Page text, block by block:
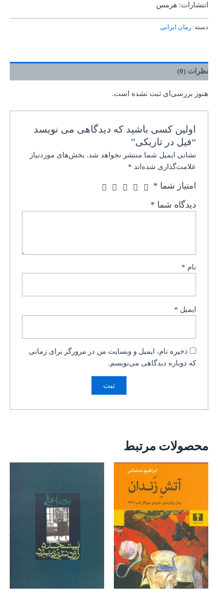
انتشارات: هرمس
دسته: رمان ایرانی
نظرات (0)
هنوز بررسی‌ای ثبت نشده است.
اولین کسی باشید که دیدگاهی می نویسد
“فیل در تاریکی”
نشانی ایمیل شما منتشر نخواهد شد. بخش‌های موردنیاز
علامت‌گذاری شده‌اند *
امتیاز شما *
دیدگاه شما *
نام *
ایمیل *
ذخیره نام، ایمیل و وبسایت من در مرورگر برای زمانی
که دوباره دیدگاهی می‌نویسم.
محصولات مرتبط